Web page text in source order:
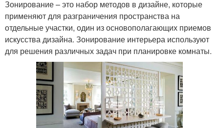
Зонирование – это набор методов в дизайне, которые
применяют для разграничения пространства на
отдельные участки, один из основополагающих приемов
искусства дизайна. Зонирование интерьера используют
для решения различных задач при планировке комнаты.